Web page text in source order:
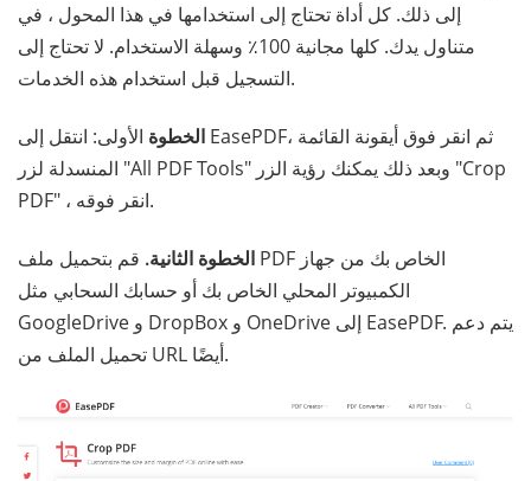
إلى ذلك. كل أداة تحتاج إلى استخدامها في هذا المحول ، في
متناول يدك. كلها مجانية 100٪ وسهلة الاستخدام. لا تحتاج إلى
التسجيل قبل استخدام هذه الخدمات.
الخطوة الأولى: انتقل إلى EasePDF، ثم انقر فوق أيقونة القائمة
المنسدلة لزر "All PDF Tools" وبعد ذلك يمكنك رؤية الزر "Crop
PDF" ، انقر فوقه.
الخطوة الثانية. قم بتحميل ملف PDF الخاص بك من جهاز
الكمبيوتر المحلي الخاص بك أو حسابك السحابي مثل
GoogleDrive و DropBox و OneDrive إلى EasePDF. يتم دعم
تحميل الملف من URL أيضًا.